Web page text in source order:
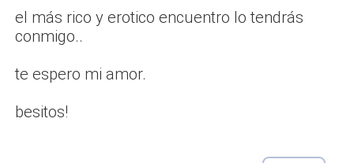
el más rico y erotico encuentro lo tendrás
conmigo..
te espero mi amor.
besitos!